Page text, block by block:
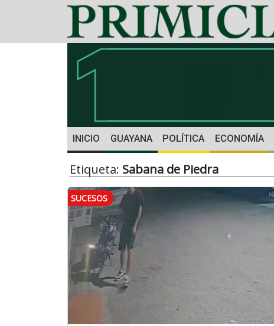
INICIO GUAYANA POLÍTICA ECONOMÍA
Etiqueta: Sabana de Piedra
SUCESOS